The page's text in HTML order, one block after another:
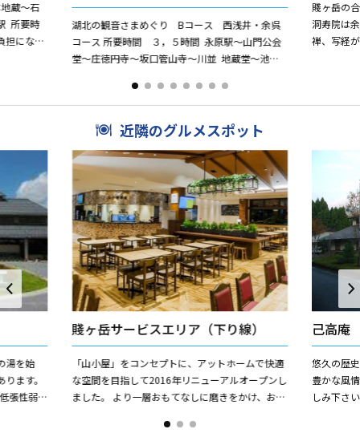
蔵〜石
所要時
になり
湖北の観音さまめぐり Bコース 西浅井・余呉
コース 所要時間 ３，５時間 永原駅〜山門公会
堂〜庄徳円寺〜坂口管山寺〜川並 地蔵堂〜池原
賤ヶ岳の
洞寿院は
禅、写経
近隣のグルメスポット
湯を始
ます。
張性弱ア
賤ヶ岳サービスエリア（下り線）
「山小屋」をコンセプトに、アットホームで快適
な空間を目指して2016年リニューアルオープンし
ました。 より一層おもてなしに磨きをかけ、お客
己高庵
悠久の歴
豊かな風
しみ下さ